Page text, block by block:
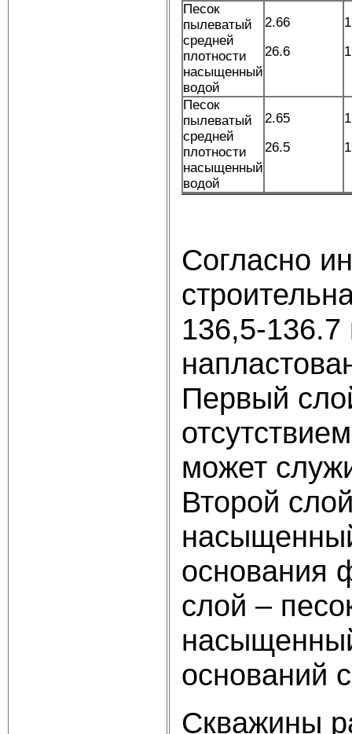
Песок
пылеватый
средней
плотности
насыщенный
водой
2.66
26.6
Песок
пылеватый
средней
плотности
насыщенный
водой
2.65
26.5
Согласно
136,5-
Первый
может
Второй
основания
слой –
оснований
Скважины